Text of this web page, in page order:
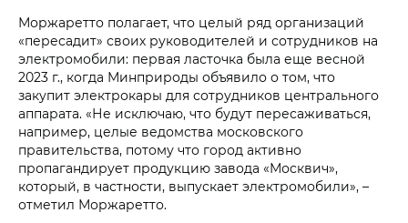
Моржаретто полагает, что целый ряд организаций
«пересадит» своих руководителей и сотрудников на
электромобили: первая ласточка была еще весной
2023 г., когда Минприроды объявило о том, что
закупит электрокары для сотрудников центрального
аппарата. «Не исключаю, что будут пересаживаться,
например, целые ведомства московского
правительства, потому что город активно
пропагандирует продукцию завода «Москвич»,
который, в частности, выпускает электромобили», –
отметил Моржаретто.